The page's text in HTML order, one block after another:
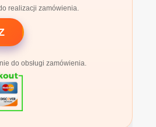
realizacji zamówienia.
do obsługi zamówienia.